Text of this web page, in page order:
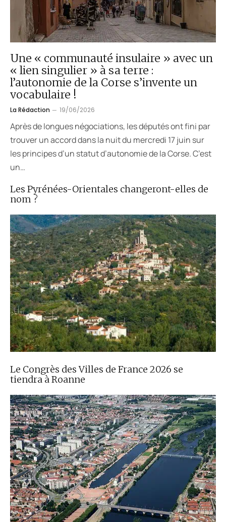
Les Pyrénées-Orientales changeront-elles de
nom ?
Le Congrès des Villes de France 2026 se
tiendra à Roanne
Une « communauté insulaire » avec un
« lien singulier » à sa terre :
l’autonomie de la Corse s’invente un
vocabulaire !
La Rédaction 19/06/2026
Après de longues négociations, les députés ont fini par
trouver un accord dans la nuit du mercredi 17 juin sur
les principes d’un statut d’autonomie de la Corse. C’est
un…